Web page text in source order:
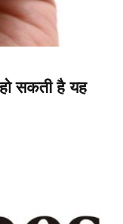
सकती है यह